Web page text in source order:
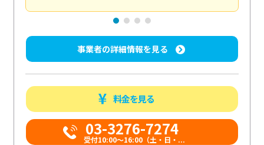
事業者の詳細情報を見る
料金を見る
03-3276-7274
受付10:00〜16:00（土・日・...